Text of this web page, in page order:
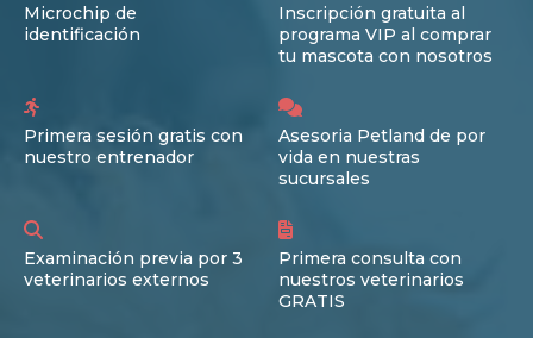
Microchip de
identificación
Inscripción gratuita al
programa VIP al comprar
tu mascota con nosotros
Primera sesión gratis con
nuestro entrenador
Asesoria Petland de por
vida en nuestras
sucursales
Examinación previa por 3
veterinarios externos
Primera consulta con
nuestros veterinarios
GRATIS